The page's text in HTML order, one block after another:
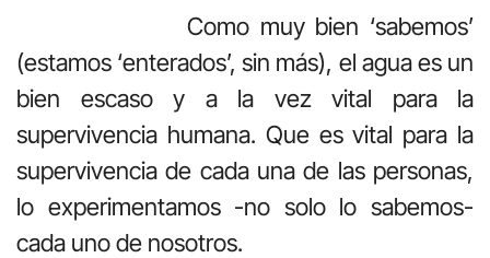
Como muy bien ‘sabemos’
(estamos ‘enterados’, sin más), el agua es un
bien escaso y a la vez vital para la
supervivencia humana. Que es vital para la
supervivencia de cada una de las personas,
lo experimentamos -no solo lo sabemos-
cada uno de nosotros.